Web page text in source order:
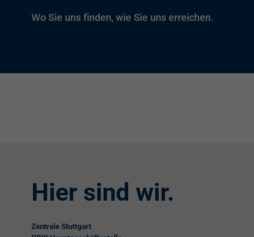
Wo Sie uns finden, wie Sie uns erreichen.
Hier sind wir.
Zentrale Stuttgart